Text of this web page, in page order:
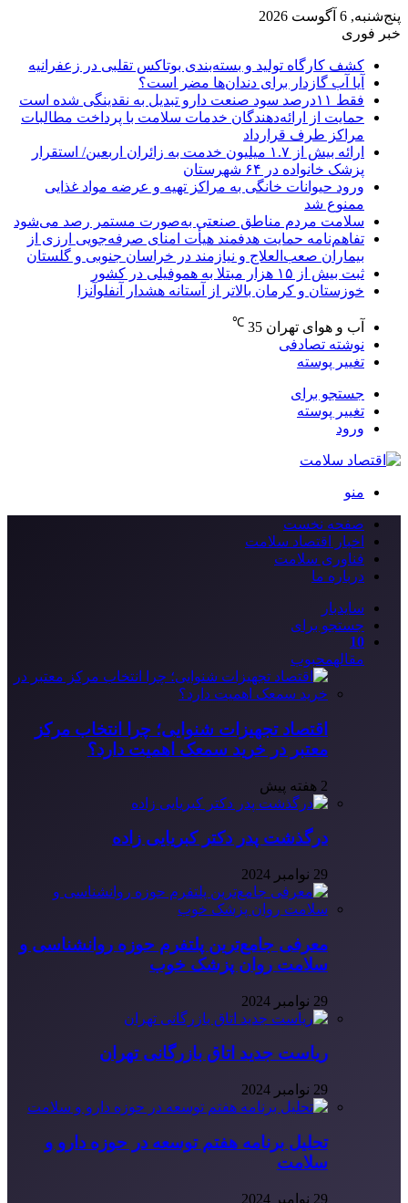
پنج‌شنبه, 6 آگوست 2026
خبر فوری
کشف کارگاه تولید و بسته‌بندی بوتاکس تقلبی در زعفرانیه
آیا آب گازدار برای دندان‌ها مضر است؟
فقط ۱۱‌درصد سود صنعت دارو تبدیل به نقدینگی شده است
حمایت از ارائه‌دهندگان خدمات سلامت با پرداخت مطالبات
مراکز طرف قرارداد
ارائه بیش از ۱.۷ میلیون خدمت به زائران اربعین/ استقرار
پزشک خانواده در ۶۴ شهرستان
ورود حیوانات خانگی به مراکز تهیه و عرضه مواد غذایی
ممنوع شد
سلامت مردم مناطق صنعتی به‌صورت مستمر رصد می‌شود
تفاهم‌نامه حمایت هدفمند هیأت امنای صرفه‌جویی ارزی از
بیماران صعب‌العلاج و نیازمند در خراسان جنوبی و گلستان
ثبت بیش از ۱۵ هزار مبتلا به هموفیلی در کشور
خوزستان و کرمان بالاتر از آستانه هشدار آنفلوآنزا
آب و هوای تهران 35
℃
نوشته تصادفی
تغییر پوسته
جستجو برای
تغییر پوسته
ورود
منو
صفحه نخست
اخبار اقتصاد سلامت
فناوری سلامت
درباره ما
سایدبار
جستجو برای
10
مقالهمحبوب
اقتصاد تجهیزات شنوایی؛ چرا انتخاب مرکز
معتبر در خرید سمعک اهمیت دارد؟
2 هفته پیش
درگذشت پدر دکتر کبریایی زاده
29 نوامبر 2024
معرفی جامع‌ترین پلتفرم حوزه روانشناسی و
سلامت روان پزشک خوب
29 نوامبر 2024
ریاست جدید اتاق بازرگانی تهران
29 نوامبر 2024
تحلیل برنامه هفتم توسعه در حوزه دارو و
سلامت
29 نوامبر 2024